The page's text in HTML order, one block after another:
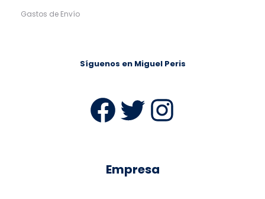
Gastos de Envío
Síguenos en Miguel Peris
Facebook
Twitter
Empresa